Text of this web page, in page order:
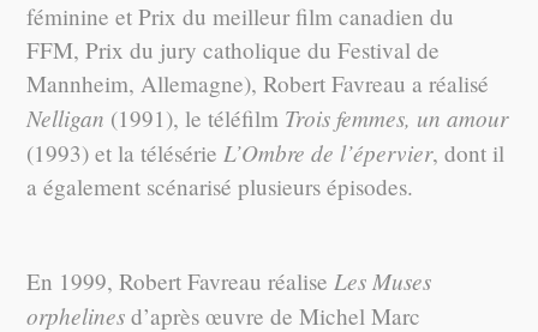
féminine et Prix du meilleur film canadien du
FFM, Prix du jury catholique du Festival de
Mannheim, Allemagne), Robert Favreau a réalisé
Nelligan (1991), le téléfilm Trois femmes, un amour
(1993) et la télésérieL’Ombre de l’épervier, dont il
a également scénarisé plusieurs épisodes.
En 1999, Robert Favreau réaliseLes Muses
orphelines d’après œuvre de Michel Marc